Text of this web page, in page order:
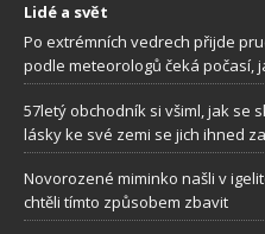
Lidé a svět
Po extrémních vedrech přijde
podle meteorologů čeká počasí,
57letý obchodník si všiml, jak se
lásky ke své zemi se jich ihned
Novorozené miminko našli v
chtěli tímto způsobem zbavit